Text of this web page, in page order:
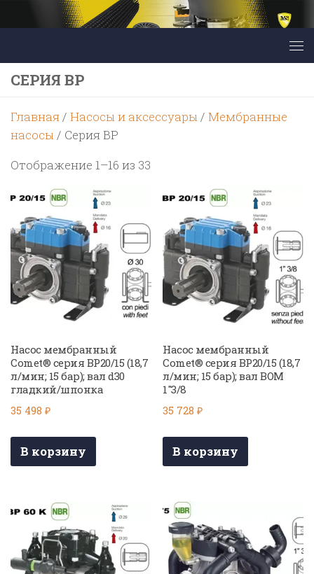
Перейти к содержимому
CЕРИЯ BP
Главная/ Насосы и аксессуары/ Мембранные
насосы/ Cерия BP
Отображение 1–16 из 33
возрастанию
Насос мембранный
Comet® серия BP20/15 (18,7
л/мин; 15 бар); вал d30
гладкий/шпонка
35 498 ₽
В корзину
Насос мембранный
Comet® серия BP20/15 (18,7
л/мин; 15 бар); вал ВОМ
1″3/8
35 728₽
В корзину